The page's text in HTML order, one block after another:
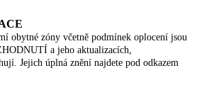
obytné zóny včetně podmínek oplocení jsou
a jeho aktualizacích,
Jejich úplná znění najdete pod odkazem